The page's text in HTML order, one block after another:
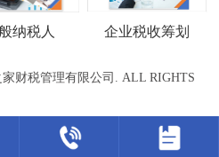
纳税人 企业税收筹划
财税管理有限公司. ALL RIGHTS